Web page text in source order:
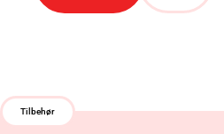
Tilbehør